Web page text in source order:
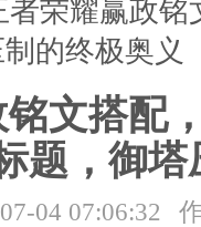
者荣耀赢政
的终极奥义
文搭配
题，御
04 07:06:32